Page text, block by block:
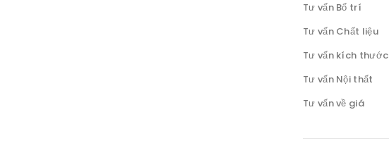
Tư vấn Bố trí
Tư vấn Chất liệu
Tư vấn kích thước
Tư vấn Nội thất
Tư vấn về giá